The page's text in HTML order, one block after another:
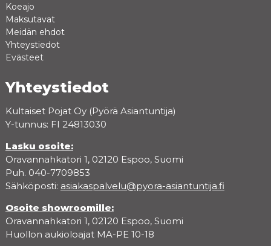
Koeajo
Maksutavat
Meidän ehdot
Yhteystiedot
Evästeet
Yhteystiedot
Kultaiset Pojat Oy (Pyörä Asiantuntija)
Y-tunnus: FI 24813030
Lasku osoite:
Oravannahkatori 1, 02120 Espoo, Suomi
Puh. 040-7709853
Sähköposti: asiakaspalvelu@pyora-asiantuntija.fi
Osoite showroomille:
Oravannahkatori 1, 02120 Espoo, Suomi
Huollon aukioloajat MA-PE 10-18